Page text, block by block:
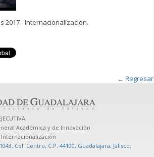
2017 - Internacionalización.
← Regresar
Académica y de Innovación
Col. Centro, C.P. 44100, Guadalajara, Jalisco,